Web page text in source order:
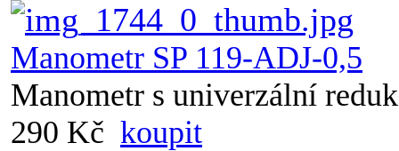
Manometr SP 119-ADJ-0,5
Manometr s univerzální
290 Kč koupit